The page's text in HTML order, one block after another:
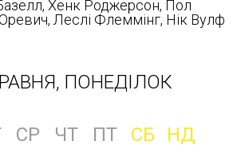
Хенк Роджерсон, Пол
Леслі Флеммінг, Нік Вулф
ПОНЕДІЛОК
СР ЧТ ПТ СБ
НД